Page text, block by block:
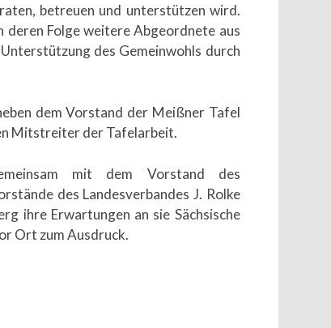
betreuen und unterstützen wird.
deren Folge weitere Abgeordnete aus
des Gemeinwohls durch
dem Vorstand der Meißner Tafel
Mitstreiter der Tafelarbeit.
mit dem Vorstand des
des Landesverbandes J. Rolke
ihre Erwartungen an sie Sächsische
Ort zum Ausdruck.